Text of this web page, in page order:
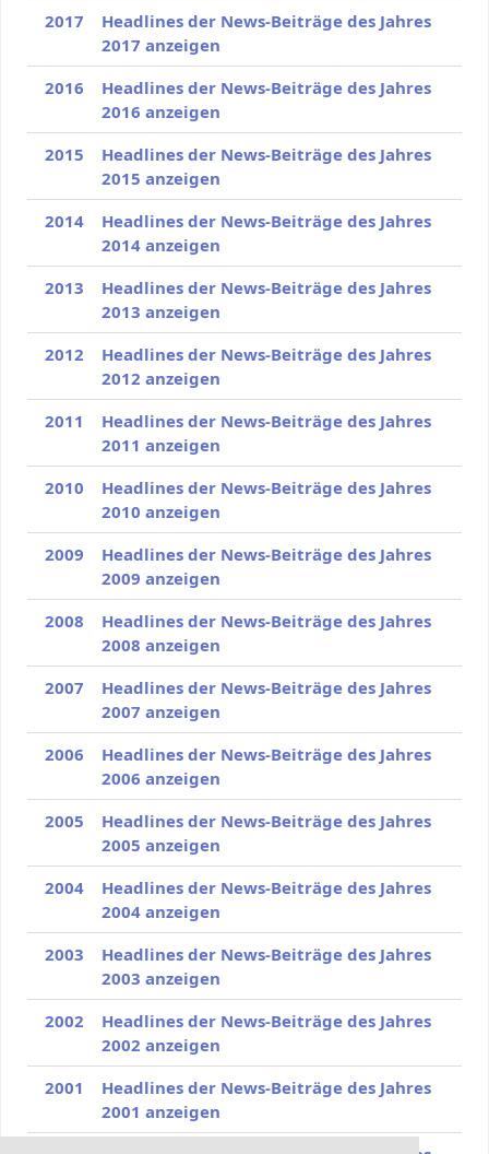
2017
Headlines der News-Beiträge des Jahres
2017 anzeigen
2016
Headlines der News-Beiträge des Jahres
2016 anzeigen
2015
Headlines der News-Beiträge des Jahres
2015 anzeigen
2014
Headlines der News-Beiträge des Jahres
2014 anzeigen
2013
Headlines der News-Beiträge des Jahres
2013 anzeigen
2012
Headlines der News-Beiträge des Jahres
2012 anzeigen
2011
Headlines der News-Beiträge des Jahres
2011 anzeigen
2010
Headlines der News-Beiträge des Jahres
2010 anzeigen
2009
Headlines der News-Beiträge des Jahres
2009 anzeigen
2008
Headlines der News-Beiträge des Jahres
2008 anzeigen
2007
Headlines der News-Beiträge des Jahres
2007 anzeigen
2006
Headlines der News-Beiträge des Jahres
2006 anzeigen
2005
Headlines der News-Beiträge des Jahres
2005 anzeigen
2004
Headlines der News-Beiträge des Jahres
2004 anzeigen
2003
Headlines der News-Beiträge des Jahres
2003 anzeigen
2002
Headlines der News-Beiträge des Jahres
2002 anzeigen
2001
Headlines der News-Beiträge des Jahres
2001 anzeigen